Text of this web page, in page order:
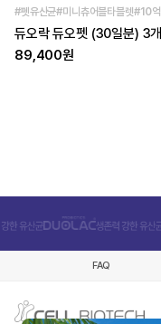
#펫유산균#미니츄어블타블렛#10억
듀오락 듀오펫 (30일분) 3개
89,400원
FAQ